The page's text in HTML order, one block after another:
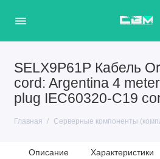
SELX9P61P Кабель
cord: Argentina 4
plug IEC60320-C19
Главная Серверные компоненты
Описание Характеристики